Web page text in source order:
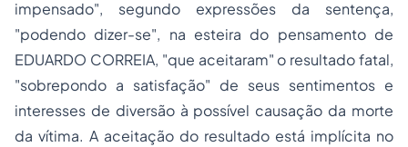
impensado", segundo expressões da sentença,
"podendo dizer-se", na esteira do pensamento de
EDUARDO CORREIA, "que aceitaram" o resultado fatal,
"sobrepondo a satisfação" de seus sentimentos e
interesses de diversão à possível causação da morte
da vítima. A aceitação do resultado está implícita no